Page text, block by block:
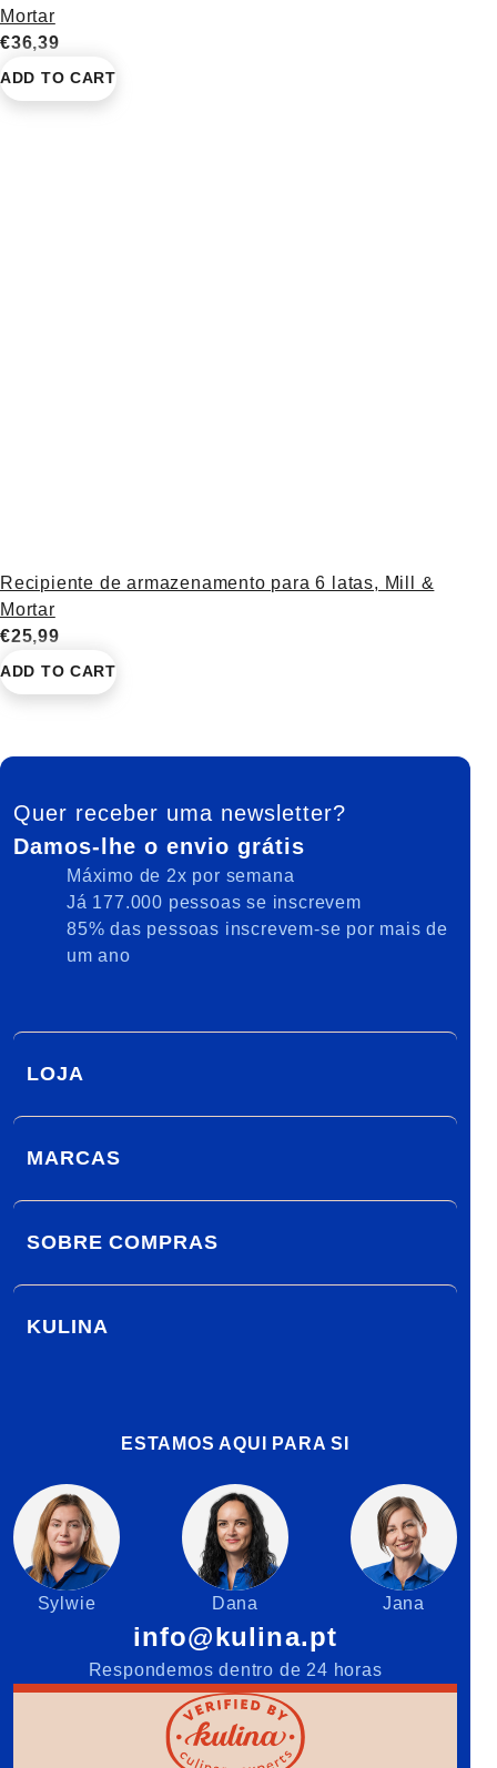
Mortar
€36,39
ADD TO CART
Recipiente de armazenamento para 6 latas, Mill &
Mortar
€25,99
ADD TO CART
FOOTER
Quer receber uma newsletter?
Damos-lhe o envio grátis
Máximo de 2x por semana
Já 177.000 pessoas se inscrevem
85% das pessoas inscrevem-se por mais de
um ano
LOJA
MARCAS
SOBRE COMPRAS
KULINA
ESTAMOS AQUI PARA SI
Sylwie Dana Jana
info@kulina.pt
Respondemos dentro de 24 horas